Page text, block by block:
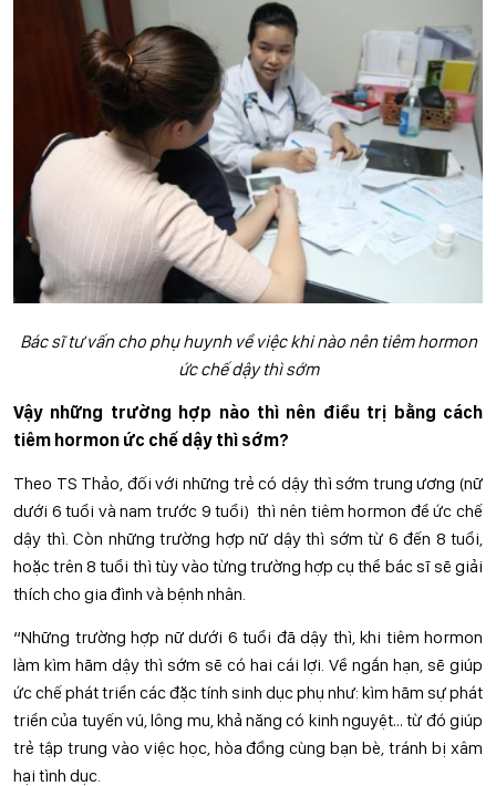
Bác sĩ tư vấn cho phụ huynh về việc khi nào nên tiêm hormon
ức chế dậy thì sớm
Vậy những trường hợp nào thì nên điều trị bằng cách
tiêm hormon ức chế dậy thì sớm?
Theo TS Thảo, đối với những trẻ có dậy thì sớm trung ương (nữ
dưới 6 tuổi và nam trước 9 tuổi) thì nên tiêm hormon để ức chế
dậy thì. Còn những trường hợp nữ dậy thì sớm từ 6 đến 8 tuổi,
hoặc trên 8 tuổi thì tùy vào từng trường hợp cụ thể bác sĩ sẽ giải
thích cho gia đình và bệnh nhân.
“Những trường hợp nữ dưới 6 tuổi đã dậy thì, khi tiêm hormon
làm kìm hãm dậy thì sớm sẽ có hai cái lợi. Về ngắn hạn, sẽ giúp
ức chế phát triển các đặc tính sinh dục phụ như: kìm hãm sự phát
triển của tuyến vú, lông mu, khả năng có kinh nguyệt… từ đó giúp
trẻ tập trung vào việc học, hòa đồng cùng bạn bè, tránh bị xâm
hại tình dục.